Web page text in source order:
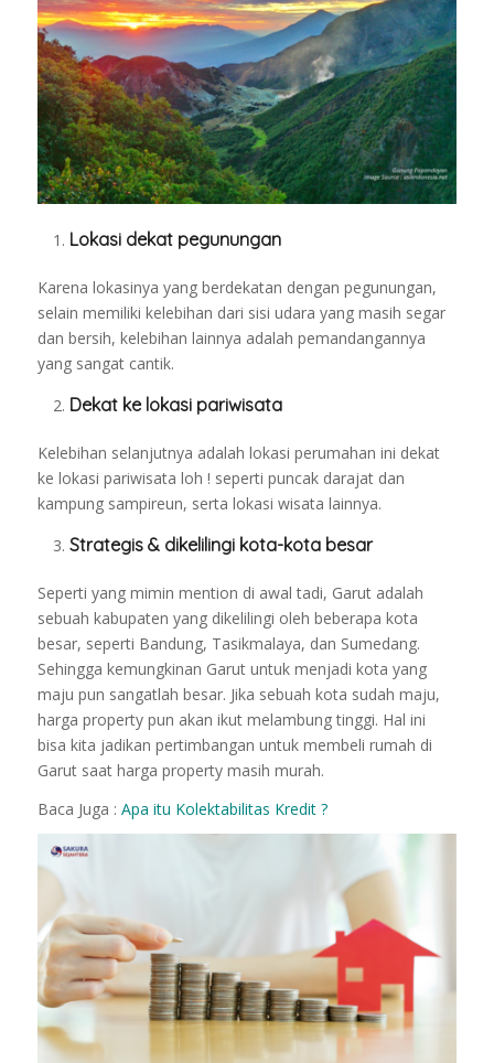
Lokasi dekat pegunungan
Karena lokasinya yang berdekatan dengan pegunungan,
selain memiliki kelebihan dari sisi udara yang masih segar
dan bersih, kelebihan lainnya adalah pemandangannya
yang sangat cantik.
Dekat ke lokasi pariwisata
Kelebihan selanjutnya adalah lokasi perumahan ini dekat
ke lokasi pariwisata loh ! seperti puncak darajat dan
kampung sampireun, serta lokasi wisata lainnya.
Strategis & dikelilingi kota-kota besar
Seperti yang mimin mention di awal tadi, Garut adalah
sebuah kabupaten yang dikelilingi oleh beberapa kota
besar, seperti Bandung, Tasikmalaya, dan Sumedang.
Sehingga kemungkinan Garut untuk menjadi kota yang
maju pun sangatlah besar. Jika sebuah kota sudah maju,
harga property pun akan ikut melambung tinggi. Hal ini
bisa kita jadikan pertimbangan untuk membeli rumah di
Garut saat harga property masih murah.
Baca Juga : Apa itu Kolektabilitas Kredit ?